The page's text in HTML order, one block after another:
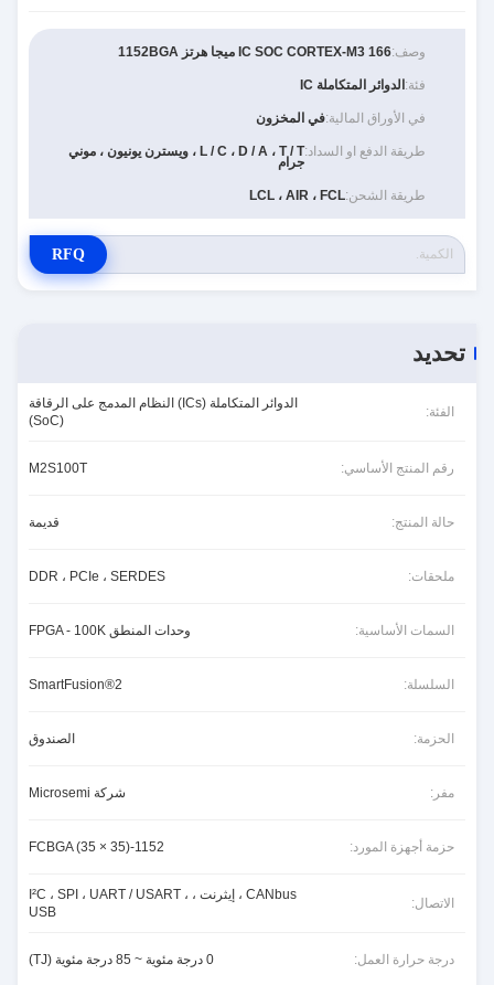
وصف:IC SOC CORTEX-M3 166 ميجا هرتز 1152BGA
فئة: الدوائر المتكاملة IC
في الأوراق المالية:في المخزون
طريقة الدفع او السداد: L / C ، D / A ، T / T ، ويسترن يونيون ، موني
جرام
طريقة الشحن:LCL ، AIR ، FCL
RFQ
تحديد
الفئة:
الدوائر المتكاملة (ICs) النظام المدمج على الرقاقة
(SoC)
رقم المنتج الأساسي: M2S100T
حالة المنتج: قديمة
ملحقات: DDR ، PCIe ، SERDES
السمات الأساسية: وحدات المنطق FPGA - 100K
السلسلة: SmartFusion®2
الحزمة: الصندوق
مفر: شركة Microsemi
حزمة أجهزة المورد: 1152-FCBGA (35 × 35)
الاتصال:
CANbus ، إيثرنت ، I²C ، SPI ، UART / USART ،
USB
درجة حرارة العمل: 0 درجة مئوية ~ 85 درجة مئوية (TJ)